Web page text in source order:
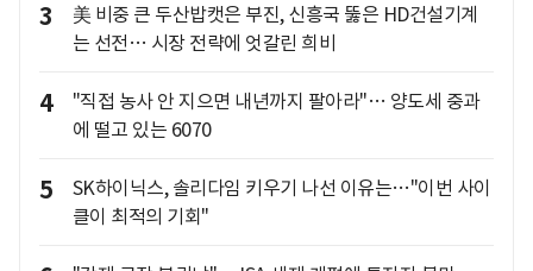
3
美 비중 큰 두산밥캣은 부진, 신흥국 뚫은 HD건설기계
는 선전… 시장 전략에 엇갈린 희비
4
"직접 농사 안 지으면 내년까지 팔아라"… 양도세 중과
에 떨고 있는 6070
5
SK하이닉스, 솔리다임 키우기 나선 이유는…"이번 사이
클이 최적의 기회"